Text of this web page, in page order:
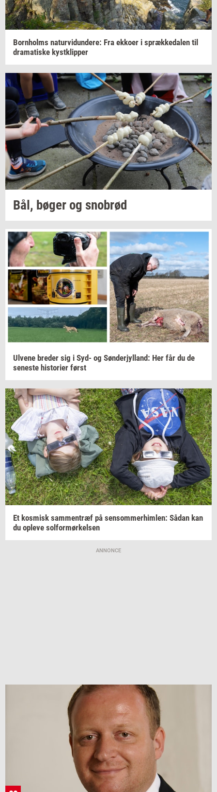
Born­holms na­tur­vi­dun­de­re: Fra ek­ko­er i spræk­ke­da­len til
dra­ma­ti­ske kyst­klip­per
Bål, bøger og sno­brød
Ul­ve­ne bre­der sig i Syd- og Søn­derjyl­land: Her får du de
se­ne­ste hi­sto­ri­er først
Et kos­misk sam­men­træf på sen­som­mer­him­len: Sådan kan
du op­le­ve sol­for­mør­kel­sen
ANNONCE